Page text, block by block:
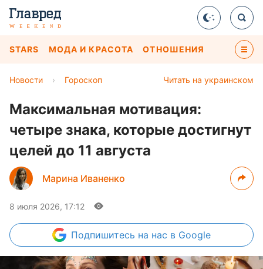
STARS МОДА И КРАСОТА ОТНОШЕНИЯ
Читать на украинском
Новости › Гороскоп
Максимальная мотивация:
четыре знака, которые достигнут
целей до 11 августа
Марина Иваненко
8 июля 2026, 17:12
Подпишитесь на нас в Google